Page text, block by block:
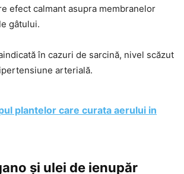
efect calmant asupra membranelor
gâtului.
în cazuri de sarcină, nivel scăzut
arterială.
plantelor care curata aerului in
și ulei de ienupăr